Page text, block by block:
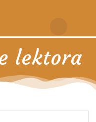
lektora